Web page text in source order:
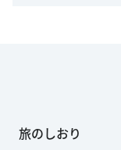
旅のしおり